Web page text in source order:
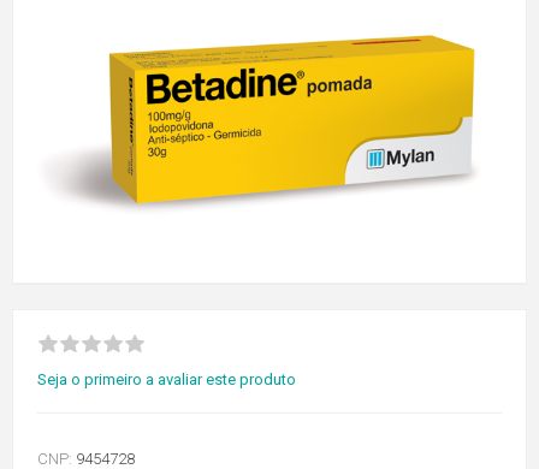
Seja o primeiro a avaliar este produto
CNP: 9454728